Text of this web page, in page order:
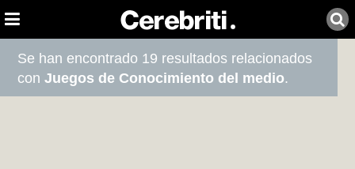
Se han encontrado 19 resultados relacionados
conJuegos de Conocimiento del medio.